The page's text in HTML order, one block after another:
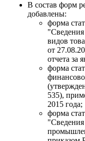
В состав форм
добавлены:
форма
видов
от
отчета за
форма
535),
2015 года;
форма
"Сведения